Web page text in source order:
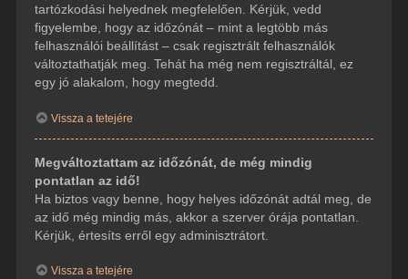
tartózkodási helyednek megfelelően. Kérjük, vedd
figyelembe, hogy az időzónát – mint a legtöbb más
felhasználói beállítást – csak regisztrált felhasználók
változtathatják meg. Tehát ha még nem regisztráltál, ez
egy jó alakalom, hogy megtedd.
Vissza a tetejére
Megváltoztattam az időzónát, de még mindig
pontatlan az idő!
Ha biztos vagy benne, hogy helyes időzónát adtál meg, de
az idő még mindig más, akkor a szerver órája pontatlan.
Kérjük, értesíts erről egy adminisztrátort.
Vissza a tetejére